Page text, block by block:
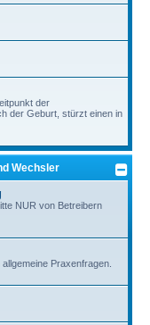
der
der Geburt, stürzt einen in
Wechsler
NUR von Betreibern
Praxenfragen.